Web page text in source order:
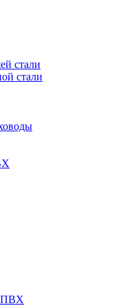
стали
стали
ПВХ